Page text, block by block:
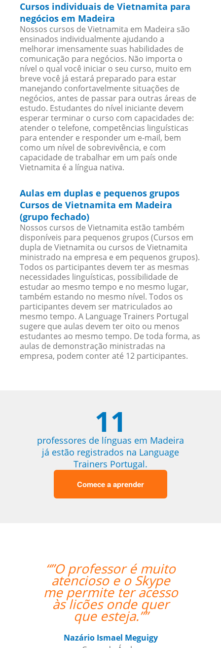
Cursos individuais de Vietnamita para
negócios em Madeira
Nossos cursos de Vietnamita em Madeira são
ensinados individualmente ajudando a
melhorar imensamente suas habilidades de
comunicação para negócios. Não importa o
nível o qual você iniciar o seu curso, muito em
breve você já estará preparado para estar
manejando confortavelmente situações de
negócios, antes de passar para outras áreas de
estudo. Estudantes do nível iniciante devem
esperar terminar o curso com capacidades de:
atender o telefone, competências linguísticas
para entender e responder um e-mail, bem
como um nível de sobrevivência, e com
capacidade de trabalhar em um país onde
Vietnamita é a língua nativa.
Aulas em duplas e pequenos grupos
Cursos de Vietnamita em Madeira
(grupo fechado)
Nossos cursos de Vietnamita estão também
disponíveis para pequenos grupos (Cursos em
dupla de Vietnamita ou cursos de Vietnamita
ministrado na empresa e em pequenos grupos).
Todos os participantes devem ter as mesmas
necessidades linguísticas, possibilidade de
estudar ao mesmo tempo e no mesmo lugar,
também estando no mesmo nível. Todos os
participantes devem ser matriculados ao
mesmo tempo. A Language Trainers Portugal
sugere que aulas devem ter oito ou menos
estudantes ao mesmo tempo. De toda forma, as
aulas de demonstração ministradas na
empresa, podem conter até 12 participantes.
11
professores de línguas em Madeira
já estão registrados na Language
Trainers Portugal.
Comece a aprender
“”O professor é muito
atencioso e o Skype
me permite ter acesso
às licões onde quer
que esteja.””
Nazário Ismael Meguigy
Marcus